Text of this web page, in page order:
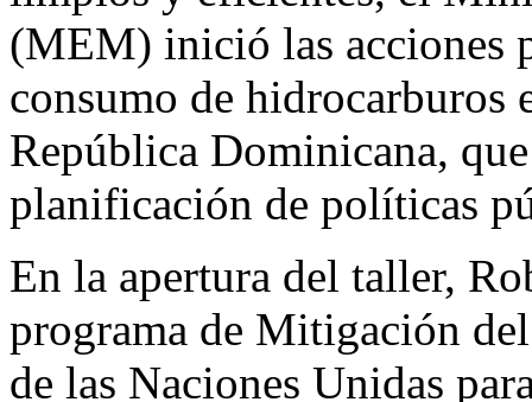
(MEM) inició las acciones
consumo de hidrocarburos
República Dominicana,
planificación de políticas
En la apertura del taller,
programa de Mitigación
de las Naciones Unidas